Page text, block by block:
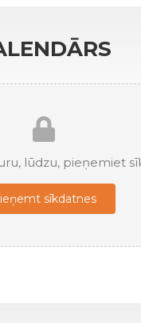
lūdzu, pieņemiet
sīkdatnes